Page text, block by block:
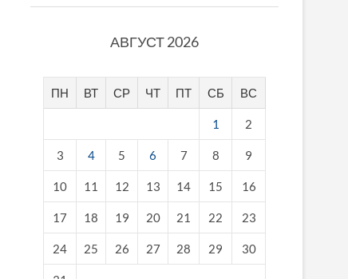
АВГУСТ 2026
ПН ВТ СР ЧТ ПТ СБ ВС
1 2
3 4 5 6 7 8 9
10 11 12 13 14 15 16
17 18 19 20 21 22 23
24 25 26 27 28 29 30